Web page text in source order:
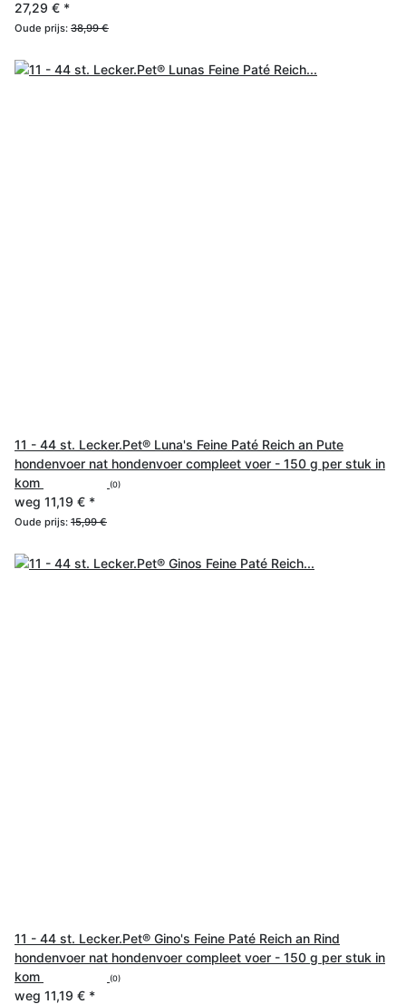
27,29 € *
Oude prijs: 38,99 €
11 - 44 st. Lecker.Pet® Luna's Feine Paté Reich an Pute
hondenvoer nat hondenvoer compleet voer - 150 g per stuk in
kom
(0)
weg 11,19 € *
Oude prijs: 15,99 €
11 - 44 st. Lecker.Pet® Gino's Feine Paté Reich an Rind
hondenvoer nat hondenvoer compleet voer - 150 g per stuk in
kom
(0)
weg 11,19 € *